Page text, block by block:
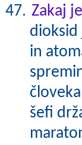
Zakaj
dioksid
in
šefi